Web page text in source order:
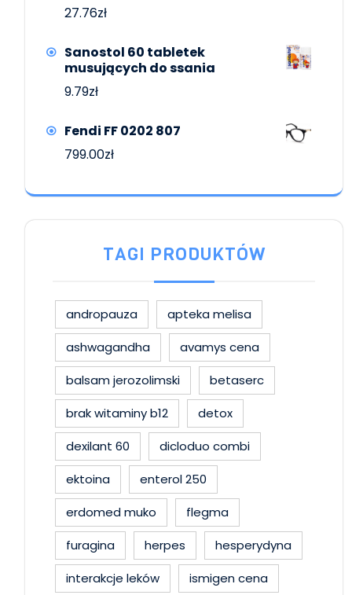
27.76zł
Sanostol 60 tabletek
musujących do ssania
9.79zł
Fendi FF 0202 807
799.00zł
TAGI PRODUKTÓW
andropauza
apteka melisa
ashwagandha
avamys cena
balsam jerozolimski
betaserc
brak witaminy b12
detox
dexilant 60
dicloduo combi
ektoina
enterol 250
erdomed muko
flegma
furagina
herpes
hesperydyna
interakcje leków
ismigen cena